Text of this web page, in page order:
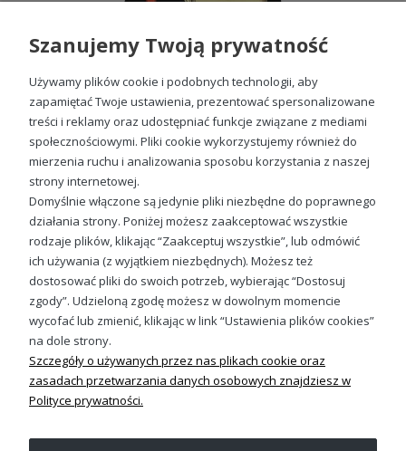
49,98 zł
OBSŁUGA KLIENTA
Sprawdź nasze social media
Szanujemy Twoją prywatność
Używamy plików cookie i podobnych technologii, aby
zapamiętać Twoje ustawienia, prezentować spersonalizowane
treści i reklamy oraz udostępniać funkcje związane z mediami
społecznościowymi. Pliki cookie wykorzystujemy również do
mierzenia ruchu i analizowania sposobu korzystania z naszej
strony internetowej.
Domyślnie włączone są jedynie pliki niezbędne do poprawnego
działania strony. Poniżej możesz zaakceptować wszystkie
rodzaje plików, klikając “Zaakceptuj wszystkie”, lub odmówić
ich używania (z wyjątkiem niezbędnych). Możesz też
dostosować pliki do swoich potrzeb, wybierając “Dostosuj
zgody”. Udzieloną zgodę możesz w dowolnym momencie
wycofać lub zmienić, klikając w link “Ustawienia plików cookies”
na dole strony.
Szczegóły o używanych przez nas plikach cookie oraz
zasadach przetwarzania danych osobowych znajdziesz w
Polityce prywatności.